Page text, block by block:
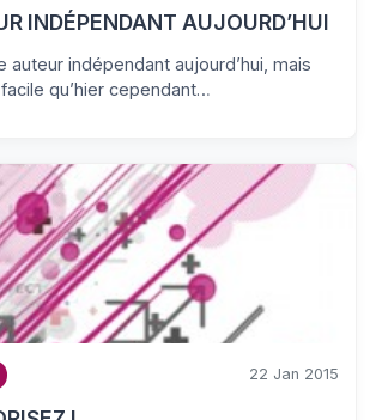
INDÉPENDANT AUJOURD’HUI
auteur indépendant aujourd’hui, mais
qu’hier cependant…
22 Jan 2015